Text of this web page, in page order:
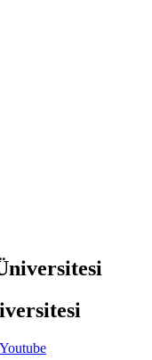
Youtube